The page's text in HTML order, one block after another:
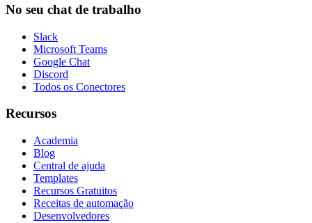
No seu chat de trabalho
Slack
Microsoft Teams
Google Chat
Discord
Todos os Conectores
Recursos
Academia
Blog
Central de ajuda
Templates
Recursos Gratuitos
Receitas de automação
Desenvolvedores